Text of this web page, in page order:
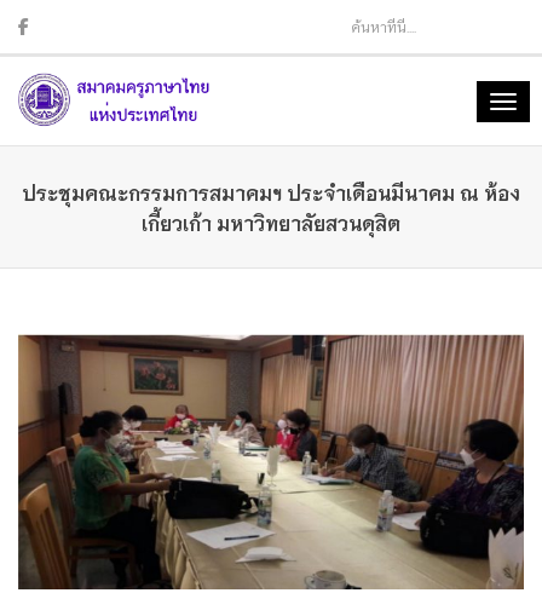
ประชุมคณะกรรมการสมาคมฯ ประจำเดือนมีนาคม ณ ห้อง
เกี้ยวเก้า มหาวิทยาลัยสวนดุสิต